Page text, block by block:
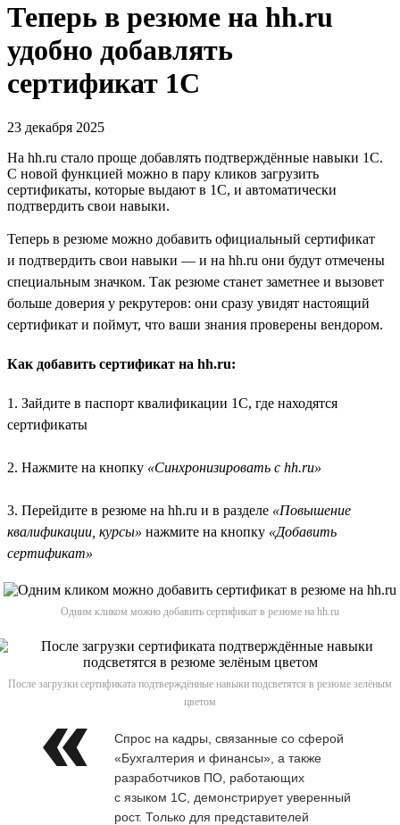
Теперь в резюме на hh.ru
удобно добавлять
сертификат 1С
23 декабря 2025
На hh.ru стало проще добавлять подтверждённые навыки 1С.
С новой функцией можно в пару кликов загрузить
сертификаты, которые выдают в 1С, и автоматически
подтвердить свои навыки.
Теперь в резюме можно добавить официальный сертификат
и подтвердить свои навыки — и на hh.ru они будут отмечены
специальным значком. Так резюме станет заметнее и вызовет
больше доверия у рекрутеров: они сразу увидят настоящий
сертификат и поймут, что ваши знания проверены вендором.
Как добавить сертификат на hh.ru:
1. Зайдите в паспорт квалификации 1С, где находятся
сертификаты
2. Нажмите на кнопку «Синхронизировать с hh.ru»
3. Перейдите в резюме на hh.ru и в разделе «Повышение
квалификации, курсы» нажмите на кнопку «Добавить
сертификат»
Одним кликом можно добавить сертификат в резюме на hh.ru
После загрузки сертификата подтверждённые навыки подсветятся в резюме зелёным
цветом
Спрос на кадры, связанные со сферой
«Бухгалтерия и финансы», а также
разработчиков ПО, работающих
с языком 1С, демонстрирует уверенный
рост. Только для представителей